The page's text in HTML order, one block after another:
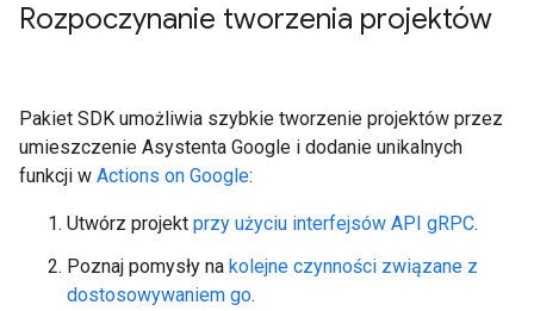
Rozpoczynanie tworzenia projektów
Pakiet SDK umożliwia szybkie tworzenie projektów przez
umieszczenie Asystenta Google i dodanie unikalnych
funkcji w Actions on Google:
Utwórz projekt przy użyciu interfejsów API gRPC.
Poznaj pomysły na kolejne czynności związane z
dostosowywaniem go.